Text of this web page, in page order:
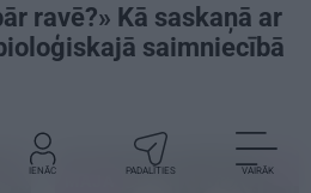
ravē?» Kā saskaņā ar
saimniecībā
IENĀC PADALĪTIES VAIRĀK